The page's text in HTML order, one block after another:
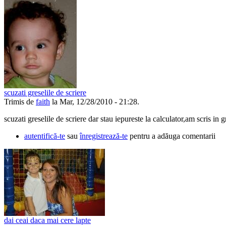
scuzati greselile de scriere
Trimis de faith la Mar, 12/28/2010 - 21:28.
scuzati greselile de scriere dar stau iepureste la calculator,am scris in
autentifică-te sauînregistrează-te pentru a adăuga comentarii
dai ceai daca mai cere lapte